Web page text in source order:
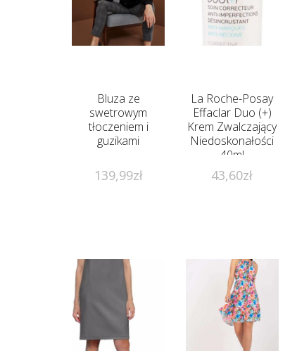
Bluza ze
swetrowym
tłoczeniem i
guzikami
139,99zł
La Roche-Posay
Effaclar Duo (+)
Krem Zwalczający
Niedoskonałości
40ml
43,60zł